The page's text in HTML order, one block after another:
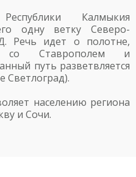
Калмыкия
одну ветку Северо-
Речь идет о полотне,
со Ставрополем и
путь разветвляется
Светлоград).
населению региона
и Сочи.